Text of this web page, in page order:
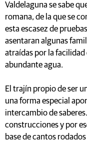
Valdelaguna se sabe
romana, de la que se
esta escasez de
asentaran algunas
atraídas por la
abundante agua.
El trajín propio de ser
una forma especial
intercambio de
construcciones y por
base de cantos